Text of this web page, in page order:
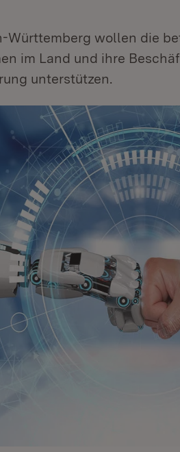
wollen die
im Land und ihre
unterstützen.